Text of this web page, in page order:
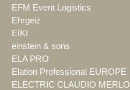
EFM Event Logistics
Ehrgeiz
EIKI
einstein & sons
ELA PRO
Elation Professional EUROPE
ELECTRIC CLAUDIO MERLO